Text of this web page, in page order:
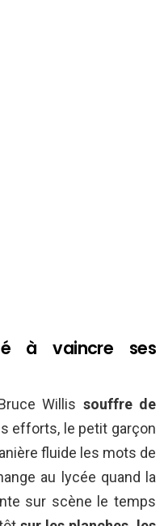
à vaincre ses
Willis souffre de
efforts, le petit garçon
fluide les mots de
au lycée quand la
sur scène le temps